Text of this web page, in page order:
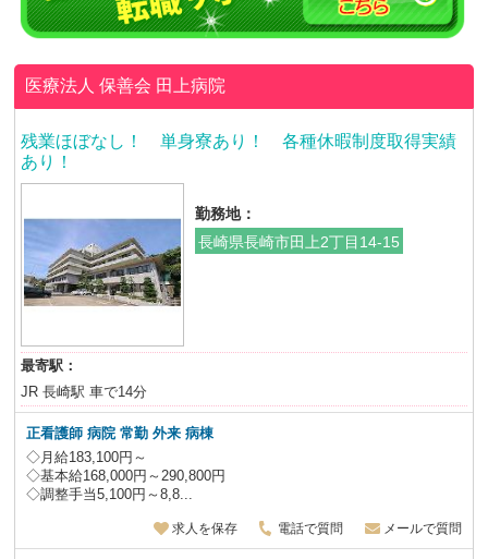
医療法人 保善会 田上病院
残業ほぼなし！ 単身寮あり！ 各種休暇制度取得実績
あり！
勤務地：
長崎県長崎市田上2丁目14-15
最寄駅：
JR 長崎駅 車で14分
正看護師 病院 常勤 外来 病棟
◇月給183,100円～
◇基本給168,000円～290,800円
◇調整手当5,100円～8,8...
求人を保存 電話で質問 メールで質問